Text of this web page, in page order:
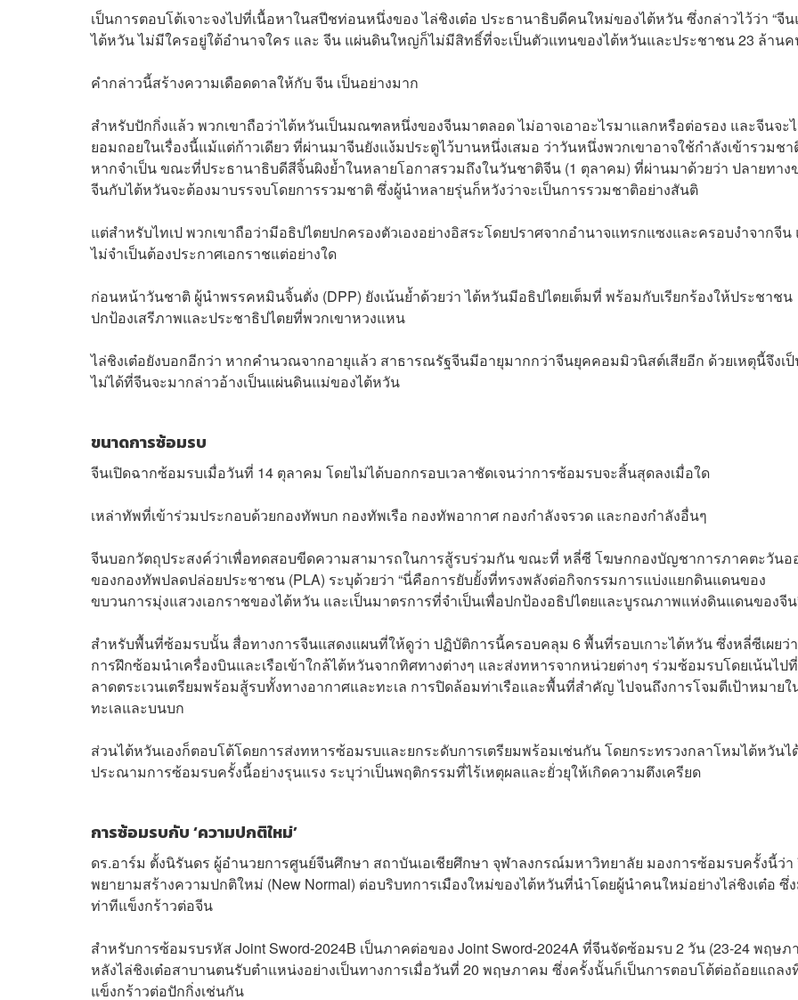
เป็นการตอบโต้เจาะจงไปที่เนื้อหาในสปีชท่อนหนึ่งของ ไล่ชิงเต๋อ ประธานาธิบดีคนใหม่ของไต้หวัน ซึ่งกล่าวไว้ว่า “จีน
ไต้หวัน ไม่มีใครอยู่ใต้อำนาจใคร และ จีน แผ่นดินใหญ่ก็ไม่มีสิทธิ์ที่จะเป็นตัวแทนของไต้หวันและประชาชน 23 ล้านค
คำกล่าวนี้สร้างความเดือดดาลให้กับ จีน เป็นอย่างมาก
สำหรับปักกิ่งแล้ว พวกเขาถือว่าไต้หวันเป็นมณฑลหนึ่งของจีนมาตลอด ไม่อาจเอาอะไรมาแลกหรือต่อรอง และจีนจะ
ยอมถอยในเรื่องนี้แม้แต่ก้าวเดียว ที่ผ่านมาจีนยังแง้มประตูไว้บานหนึ่งเสมอ ว่าวันหนึ่งพวกเขาอาจใช้กำลังเข้ารวมชา
หากจำเป็น ขณะที่ประธานาธิบดีสีจิ้นผิงย้ำในหลายโอกาสรวมถึงในวันชาติจีน (1 ตุลาคม) ที่ผ่านมาด้วยว่า ปลายทาง
จีนกับไต้หวันจะต้องมาบรรจบโดยการรวมชาติ ซึ่งผู้นำหลายรุ่นก็หวังว่าจะเป็นการรวมชาติอย่างสันติ
แต่สำหรับไทเป พวกเขาถือว่ามีอธิปไตยปกครองตัวเองอย่างอิสระโดยปราศจากอำนาจแทรกแซงและครอบงำจากจีน
ไม่จำเป็นต้องประกาศเอกราชแต่อย่างใด
ก่อนหน้าวันชาติ ผู้นำพรรคหมินจิ้นตั่ง (DPP) ยังเน้นย้ำด้วยว่า ไต้หวันมีอธิปไตยเต็มที่ พร้อมกับเรียกร้องให้ประชาชน
ปกป้องเสรีภาพและประชาธิปไตยที่พวกเขาหวงแหน
ไล่ชิงเต๋อยังบอกอีกว่า หากคำนวณจากอายุแล้ว สาธารณรัฐจีนมีอายุมากกว่าจีนยุคคอมมิวนิสต์เสียอีก ด้วยเหตุนี้จึงเ
ไม่ได้ที่จีนจะมากล่าวอ้างเป็นแผ่นดินแม่ของไต้หวัน
ขนาดการซ้อมรบ
จีนเปิดฉากซ้อมรบเมื่อวันที่ 14 ตุลาคม โดยไม่ได้บอกกรอบเวลาชัดเจนว่าการซ้อมรบจะสิ้นสุดลงเมื่อใด
เหล่าทัพที่เข้าร่วมประกอบด้วยกองทัพบก กองทัพเรือ กองทัพอากาศ กองกำลังจรวด และกองกำลังอื่นๆ
จีนบอกวัตถุประสงค์ว่าเพื่อทดสอบขีดความสามารถในการสู้รบร่วมกัน ขณะที่ หลี่ซี โฆษกกองบัญชาการภาคตะวันอ
ของกองทัพปลดปล่อยประชาชน (PLA) ระบุด้วยว่า “นี่คือการยับยั้งที่ทรงพลังต่อกิจกรรมการแบ่งแยกดินแดนของ
ขบวนการมุ่งแสวงเอกราชของไต้หวัน และเป็นมาตรการที่จำเป็นเพื่อปกป้องอธิปไตยและบูรณภาพแห่งดินแดนของจีน
สำหรับพื้นที่ซ้อมรบนั้น สื่อทางการจีนแสดงแผนที่ให้ดูว่า ปฏิบัติการนี้ครอบคลุม 6 พื้นที่รอบเกาะไต้หวัน ซึ่งหลี่ซีเผยว่
การฝึกซ้อมนำเครื่องบินและเรือเข้าใกล้ไต้หวันจากทิศทางต่างๆ และส่งทหารจากหน่วยต่างๆ ร่วมซ้อมรบโดยเน้นไป
ลาดตระเวนเตรียมพร้อมสู้รบทั้งทางอากาศและทะเล การปิดล้อมท่าเรือและพื้นที่สำคัญ ไปจนถึงการโจมตีเป้าหมายใ
ทะเลและบนบก
ส่วนไต้หวันเองก็ตอบโต้โดยการส่งทหารซ้อมรบและยกระดับการเตรียมพร้อมเช่นกัน โดยกระทรวงกลาโหมไต้หวันไ
ประณามการซ้อมรบครั้งนี้อย่างรุนแรง ระบุว่าเป็นพฤติกรรมที่ไร้เหตุผลและยั่วยุให้เกิดความตึงเครียด
การซ้อมรบกับ ‘ความปกติใหม่’
ดร.อาร์ม ตั้งนิรันดร ผู้อำนวยการศูนย์จีนศึกษา สถาบันเอเชียศึกษา จุฬาลงกรณ์มหาวิทยาลัย มองการซ้อมรบครั้งนี้ว่า
พยายามสร้างความปกติใหม่ (New Normal) ต่อบริบทการเมืองใหม่ของไต้หวันที่นำโดยผู้นำคนใหม่อย่างไล่ชิงเต๋อ ซึ่
ท่าทีแข็งกร้าวต่อจีน
สำหรับการซ้อมรบรหัส Joint Sword-2024B เป็นภาคต่อของ Joint Sword-2024A ที่จีนจัดซ้อมรบ 2 วัน (23-24 พฤษภ
หลังไล่ชิงเต๋อสาบานตนรับตำแหน่งอย่างเป็นทางการเมื่อวันที่ 20 พฤษภาคม ซึ่งครั้งนั้นก็เป็นการตอบโต้ต่อถ้อยแถลง
แข็งกร้าวต่อปักกิ่งเช่นกัน